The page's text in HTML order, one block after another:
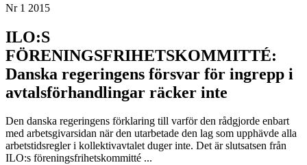
Nr 1 2015
ILO:S
FÖRENINGSFRIHETSKOMMITTÉ:
Danska regeringens försvar för ingrepp i
avtalsförhandlingar räcker inte
Den danska regeringens förklaring till varför den rådgjorde enbart
med arbetsgivarsidan när den utarbetade den lag som upphävde alla
arbetstidsregler i kollektivavtalet duger inte. Det är slutsatsen från
ILO:s föreningsfrihetskommitté ...